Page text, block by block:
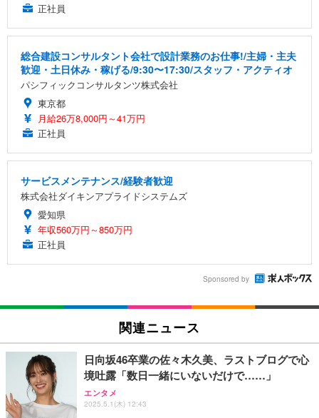
正社員
総合建設コンサルタント会社で設計業務のお仕事!/主婦・主夫
歓迎・土日休み・稼げる/9:30〜17:30/スタッフ・アクティオ
パシフィックコンサルタンツ株式会社
東京都
月給26万8,000円～41万円
正社員
サービスメンテナンス/経験者歓迎
株式会社ダイキンアプライドシステムズ
愛知県
年収560万円～850万円
正社員
Sponsored by
関連ニュース
日向坂46卒業の佐々木久美、ラストブログで心
境吐露「数日一緒にいないだけで……」
エンタメ
2025.5.1(木) 12:43